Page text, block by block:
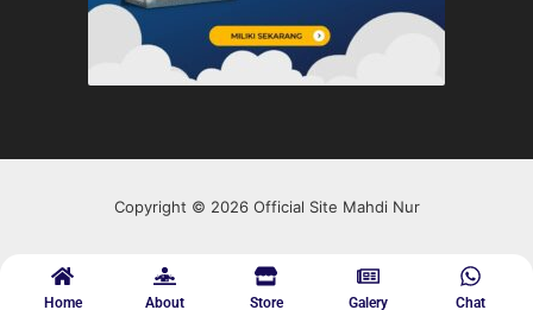
Copyright © 2026 Official Site Mahdi Nur
Home About Store Galery Chat